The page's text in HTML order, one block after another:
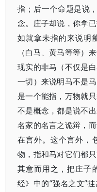
指；后一个命题是说
念。庄子却说，你拿
如就拿未指的来说明
（白马、黄马等等）
现实的非马（不仅是
一切）来说明马不是
是一个能指，万物就
不是概念，都是说不
名家的名言之诡辩，
在言外。这个言外，
物，指和马对它们都
其意而用之，把庄子
经》中的“强名之文”